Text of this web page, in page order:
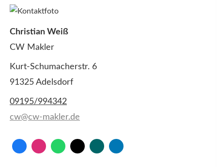
Christian Weiß
CW Makler
Kurt-Schumacherstr. 6
91325 Adelsdorf
09195/994342
cw@cw-makler.de